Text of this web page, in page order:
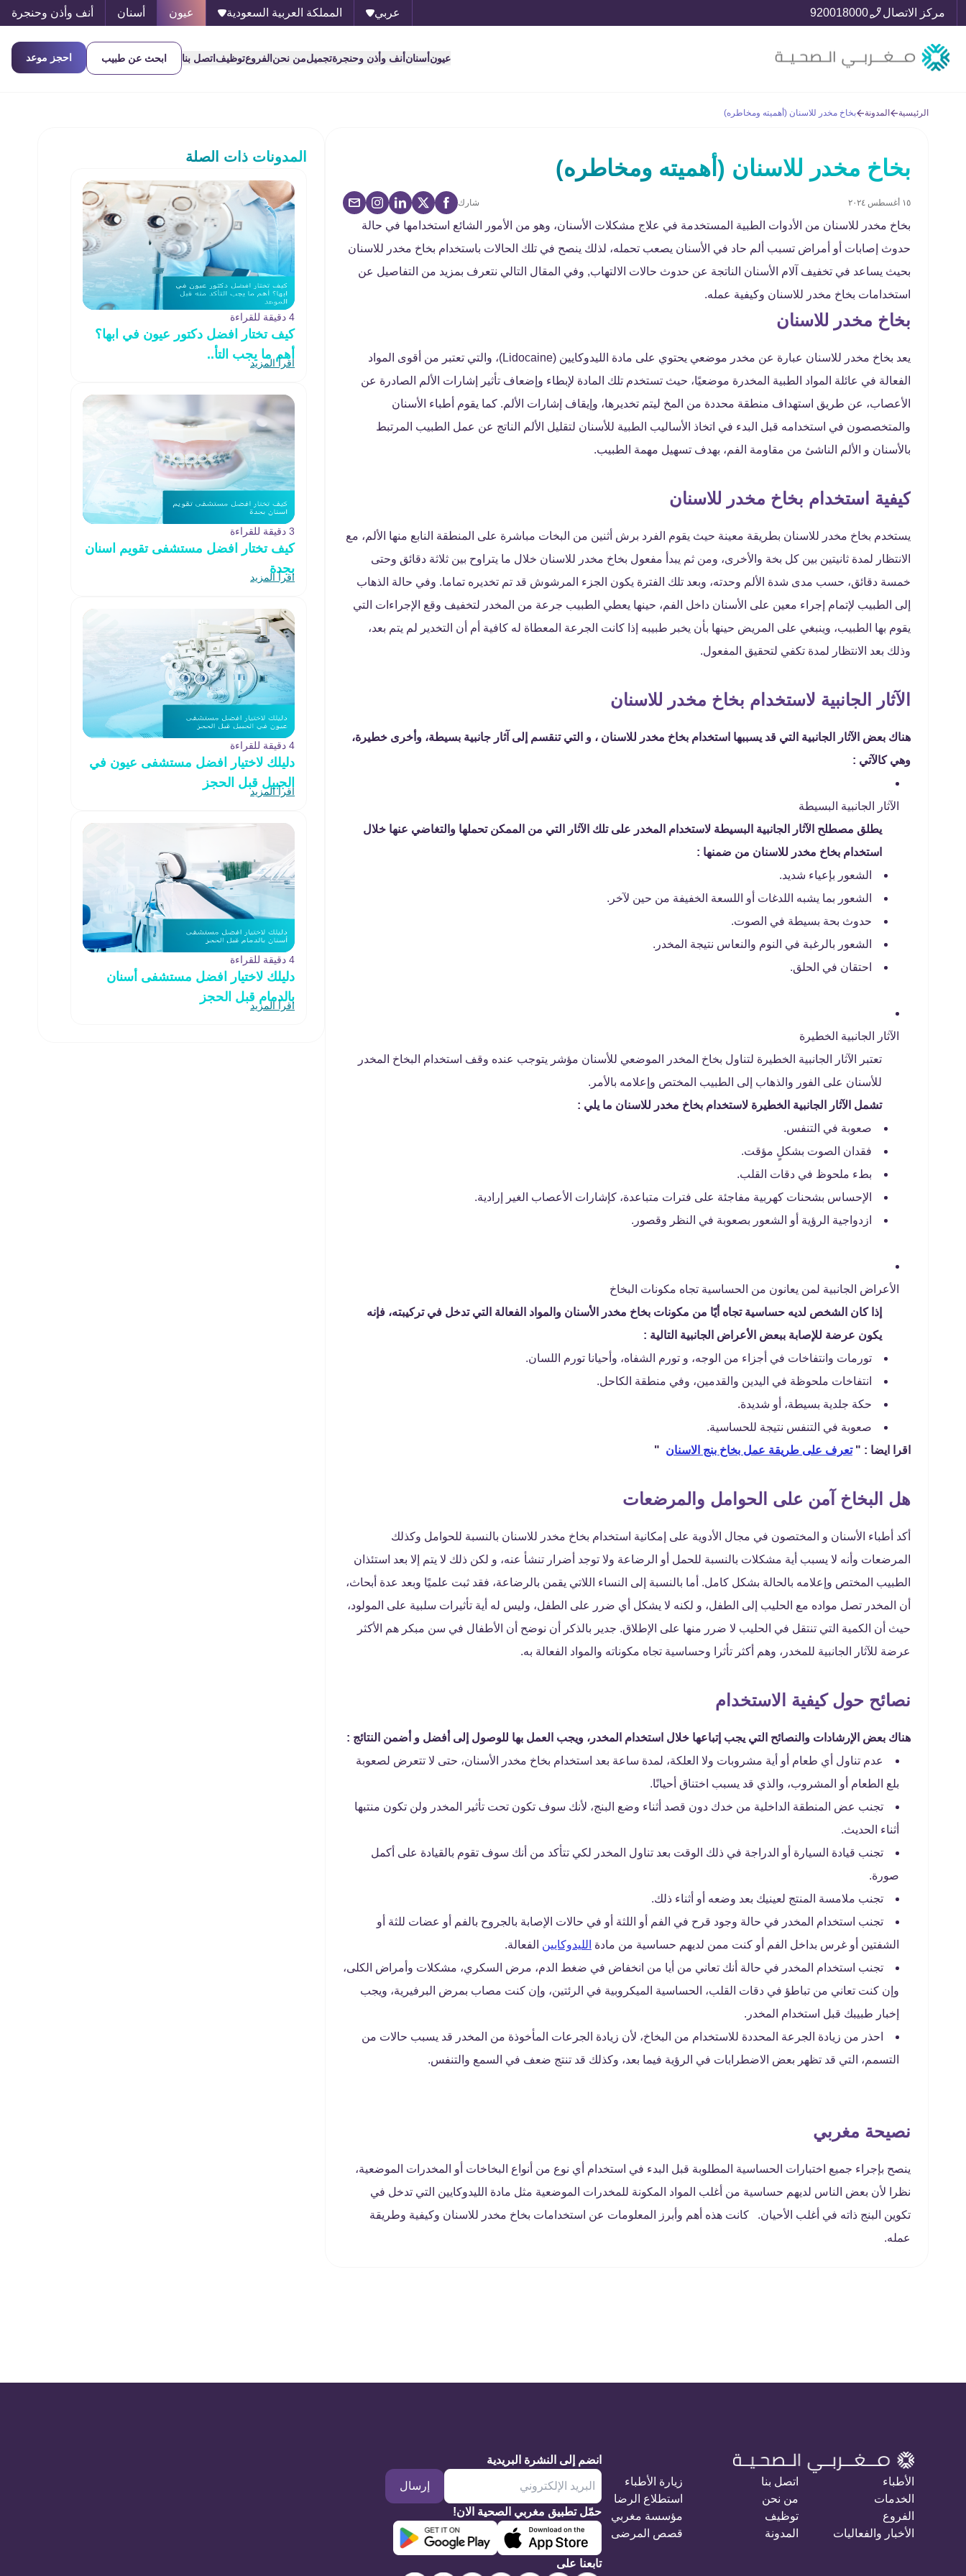
مركز الاتصال 920018000 عربي المملكة العربية السعودية عيون أسنان أنف وأذن وحنجرة
عيون أسنان أنف وأذن وحنجرةتجميلمن نحن الفروعتوظيف اتصل بنا ابحث عن طبيب احجز موعد
الرئيسية المدونة بخاخ مخدر للاسنان (أهميته ومخاطره)
بخاخ مخدر للاسنان (أهميته ومخاطره)
١٥ أغسطس ٢٠٢٤ شارك
بخاخ مخدر للاسنان من الأدوات الطبية المستخدمة في علاج مشكلات الأسنان، وهو من الأمور الشائع استخدامها في حالة
حدوث إصابات أو أمراض تسبب ألم حاد في الأسنان يصعب تحمله، لذلك ينصح في تلك الحالات باستخدام بخاخ مخدر للاسنان
بحيث يساعد في تخفيف آلام الأسنان الناتجة عن حدوث حالات الالتهاب, وفي المقال التالي نتعرف بمزيد من التفاصيل عن
استخدامات بخاخ مخدر للاسنان وكيفية عمله.
بخاخ مخدر للاسنان
يعد بخاخ مخدر للاسنان عبارة عن مخدر موضعي يحتوي على مادة الليدوكايين (Lidocaine)، والتي تعتبر من أقوى المواد
الفعالة في عائلة المواد الطبية المخدرة موضعيًا، حيث تستخدم تلك المادة لإبطاء وإضعاف تأثير إشارات الألم الصادرة عن
الأعصاب، عن طريق استهداف منطقة محددة من المخ ليتم تخديرها، وإيقاف إشارات الألم. كما يقوم أطباء الأسنان
والمتخصصون في استخدامه قبل البدء في اتخاذ الأساليب الطبية للأسنان لتقليل الألم الناتج عن عمل الطبيب المرتبط
بالأسنان و الألم الناشئ من مقاومة الفم، بهدف تسهيل مهمة الطبيب.
كيفية استخدام بخاخ مخدر للاسنان
يستخدم بخاخ مخدر للاسنان بطريقة معينة حيث يقوم الفرد برش أثنين من البخات مباشرة على المنطقة النابع منها الألم، مع
الانتظار لمدة ثانيتين بين كل بخة والأخرى، ومن ثم يبدأ مفعول بخاخ مخدر للاسنان خلال ما يتراوح بين ثلاثة دقائق وحتى
خمسة دقائق، حسب مدى شدة الألم وحدته، وبعد تلك الفترة يكون الجزء المرشوش قد تم تخديره تماما. وفي حالة الذهاب
إلى الطبيب لإتمام إجراء معين على الأسنان داخل الفم، حينها يعطي الطبيب جرعة من المخدر لتخفيف وقع الإجراءات التي
يقوم بها الطبيب، وينبغي على المريض حينها بأن يخبر طبيبه إذا كانت الجرعة المعطاة له كافية أم أن التخدير لم يتم بعد،
وذلك بعد الانتظار لمدة تكفي لتحقيق المفعول.
الآثار الجانبية لاستخدام بخاخ مخدر للاسنان
هناك بعض الآثار الجانبية التي قد يسببها استخدام بخاخ مخدر للاسنان ، و التي تنقسم إلى آثار جانبية بسيطة، وأخرى خطيرة،
وهي كالآتي :
الآثار الجانبية البسيطة
يطلق مصطلح الآثار الجانبية البسيطة لاستخدام المخدر على تلك الآثار التي من الممكن تحملها والتغاضي عنها خلال
استخدام بخاخ مخدر للاسنان من ضمنها :
الشعور بإعياء شديد.
الشعور بما يشبه اللدغات أو اللسعة الخفيفة من حين لآخر.
حدوث بحة بسيطة في الصوت.
الشعور بالرغبة في النوم والنعاس نتيجة المخدر.
احتقان في الحلق.
الآثار الجانبية الخطيرة
تعتبر الآثار الجانبية الخطيرة لتناول بخاخ المخدر الموضعي للأسنان مؤشر يتوجب عنده وقف استخدام البخاخ المخدر
للأسنان على الفور والذهاب إلى الطبيب المختص وإعلامه بالأمر.
تشمل الآثار الجانبية الخطيرة لاستخدام بخاخ مخدر للاسنان ما يلي :
صعوبة في التنفس.
فقدان الصوت بشكلٍ مؤقت.
بطء ملحوظ في دقات القلب.
الإحساس بشحنات كهربية مفاجئة على فترات متباعدة، كإشارات الأعصاب الغير إرادية.
ازدواجية الرؤية أو الشعور بصعوبة في النظر وقصور.
الأعراض الجانبية لمن يعانون من الحساسية تجاه مكونات البخاخ
إذا كان الشخص لديه حساسية تجاه أيًا من مكونات بخاخ مخدر الأسنان والمواد الفعالة التي تدخل في تركيبته، فإنه
يكون عرضة للإصابة ببعض الأعراض الجانبية التالية :
تورمات وانتفاخات في أجزاء من الوجه، و تورم الشفاه، وأحيانا تورم اللسان.
انتفاخات ملحوظة في اليدين والقدمين، وفي منطقة الكاحل.
حكة جلدية بسيطة، أو شديدة.
صعوبة في التنفس نتيجة للحساسية.
اقرا ايضا : "تعرف على طريقة عمل بخاخ بنج الاسنان "
هل البخاخ آمن على الحوامل والمرضعات
أكد أطباء الأسنان و المختصون في مجال الأدوية على إمكانية استخدام بخاخ مخدر للاسنان بالنسبة للحوامل وكذلك
المرضعات وأنه لا يسبب أية مشكلات بالنسبة للحمل أو الرضاعة ولا توجد أضرار تنشأ عنه، و لكن ذلك لا يتم إلا بعد استئذان
الطبيب المختص وإعلامه بالحالة بشكل كامل. أما بالنسبة إلى النساء اللاتي يقمن بالرضاعة، فقد ثبت علميًا وبعد عدة أبحاث،
أن المخدر تصل مواده مع الحليب إلى الطفل، و لكنه لا يشكل أي ضرر على الطفل، وليس له أية تأثيرات سلبية على المولود،
حيث أن الكمية التي تنتقل في الحليب لا ضرر منها على الإطلاق. جدير بالذكر أن نوضح أن الأطفال في سن مبكر هم الأكثر
عرضة للآثار الجانبية للمخدر، وهم أكثر تأثرا وحساسية تجاه مكوناته والمواد الفعالة به.
نصائح حول كيفية الاستخدام
هناك بعض الإرشادات والنصائح التي يجب إتباعها خلال استخدام المخدر، ويجب العمل بها للوصول إلى أفضل و أضمن النتائج :
عدم تناول أي طعام أو أية مشروبات ولا العلكة، لمدة ساعة بعد استخدام بخاخ مخدر الأسنان، حتى لا تتعرض لصعوبة
بلع الطعام أو المشروب، والذي قد يسبب اختناق أحيانًا.
تجنب عض المنطقة الداخلية من خدك دون قصد أثناء وضع البنج، لأنك سوف تكون تحت تأثير المخدر ولن تكون منتبها
أثناء الحديث.
تجنب قيادة السيارة أو الدراجة في ذلك الوقت بعد تناول المخدر لكي تتأكد من أنك سوف تقوم بالقيادة على أكمل
صورة.
تجنب ملامسة المنتج لعينيك بعد وضعه أو أثناء ذلك.
تجنب استخدام المخدر في حالة وجود قرح في الفم أو اللثة أو في حالات الإصابة بالجروح بالفم أو عضات للثة أو
الشفتين أو غرس بداخل الفم أو كنت ممن لديهم حساسية من مادة الليدوكايين الفعالة.
تجنب استخدام المخدر في حالة أنك تعاني من أيا من انخفاض في ضغط الدم، مرض السكري، مشكلات وأمراض الكلى،
وإن كنت تعاني من تباطؤ في دقات القلب، الحساسية الميكروبية في الرئتين، وإن كنت مصاب بمرض البرفيرية، ويجب
إخبار طبيبك قبل استخدام المخدر.
احذر من زيادة الجرعة المحددة للاستخدام من البخاخ، لأن زيادة الجرعات المأخوذة من المخدر قد يسبب حالات من
التسمم، التي قد تظهر بعض الاضطرابات في الرؤية فيما بعد، وكذلك قد تنتج ضعف في السمع والتنفس.
نصيحة مغربي
ينصح بإجراء جميع اختبارات الحساسية المطلوبة قبل البدء في استخدام أي نوع من أنواع البخاخات أو المخدرات الموضعية،
نظرا لأن بعض الناس لديهم حساسية من أغلب المواد المكونة للمخدرات الموضعية مثل مادة الليدوكايين التي تدخل في
تكوين البنج ذاته في أغلب الأحيان. كانت هذه أهم وأبرز المعلومات عن استخدامات بخاخ مخدر للاسنان وكيفية وطريقة
عمله.
المدونات ذات الصلة
4 دقيقة للقراءة
كيف تختار افضل دكتور عيون في ابها؟
أهم ما يجب التأ..
اقرأ المزيد
3 دقيقة للقراءة
كيف تختار افضل مستشفى تقويم اسنان
بجدة
اقرأ المزيد
4 دقيقة للقراءة
دليلك لاختيار افضل مستشفى عيون في
الجبيل قبل الحجز
اقرأ المزيد
4 دقيقة للقراءة
دليلك لاختيار افضل مستشفى أسنان
بالدمام قبل الحجز
اقرأ المزيد
الأطباء
الخدمات
الفروع
الأخبار والفعاليات
اتصل بنا
من نحن
توظيف
المدونة
زيارة الأطباء
استطلاع الرضا
مؤسسة مغربي
قصص المرضى
انضم إلى النشرة البريدية
إرسال
حمّل تطبيق مغربي الصحية الان!
تابعنا على